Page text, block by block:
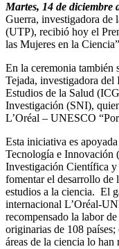
Martes, 14 de diciembre
Guerra, investigadora de
(UTP), recibió hoy el
las Mujeres en la
En la ceremonia
Tejada, investigadora
Estudios de la Salud
Investigación (SNI),
L’Oréal – UNESCO
Esta iniciativa es
Tecnología e
Investigación Científica
fomentar el desarrollo de
estudios a la ciencia. El
internacional L’Oréal-
recompensado la labor
originarias de 108 países;
áreas de la ciencia lo han